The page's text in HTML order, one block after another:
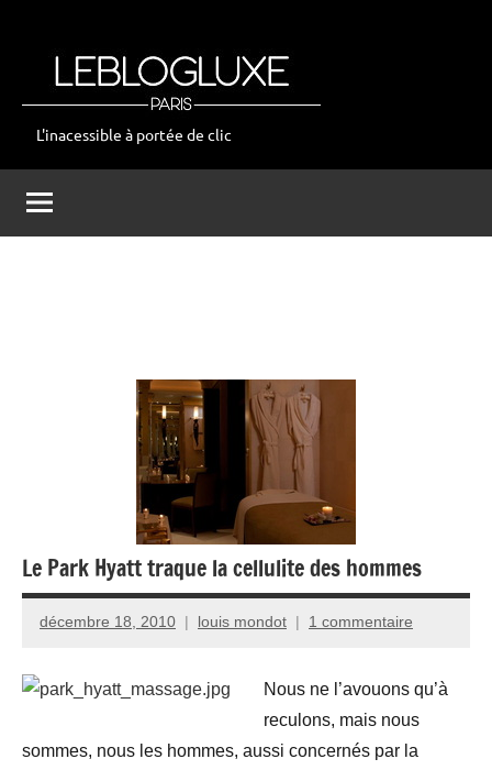
leblogluxe
L'inacessible à portée de clic
Le Park Hyatt traque la cellulite des hommes
décembre 18, 2010 louis mondot 1 commentaire
Nous ne l’avouons qu’à
reculons, mais nous
sommes, nous les hommes, aussi concernés par la